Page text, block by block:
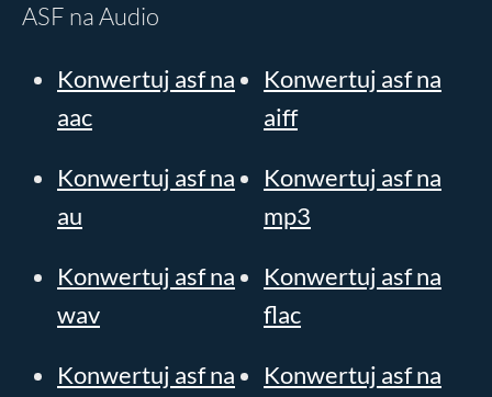
ASF na Audio
Konwertuj asf na
aac
Konwertuj asf na
aiff
Konwertuj asf na
au
Konwertuj asf na
mp3
Konwertuj asf na
wav
Konwertuj asf na
flac
Konwertuj asf na
Konwertuj asf na